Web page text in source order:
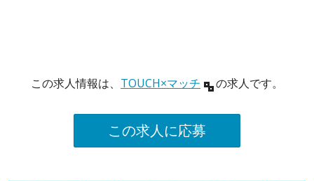
この求人情報は、 TOUCH×マッチ の求人です。
この求人に応募